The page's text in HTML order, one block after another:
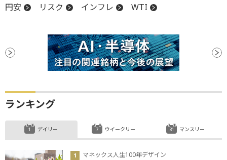
円安 リスク インフレ WTI
ランキング
デイリー
マネックス人生100年デザイン
ウイークリー マンスリー